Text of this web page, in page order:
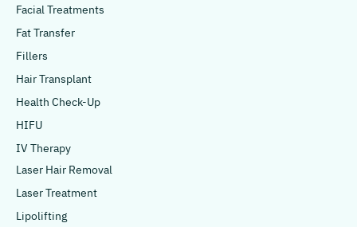
Facial Treatments
Fat Transfer
Fillers
Hair Transplant
Health Check-Up
HIFU
IV Therapy
Laser Hair Removal
Laser Treatment
Lipolifting